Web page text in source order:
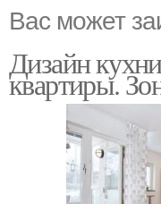
Вас может
Дизайн
квартиры.